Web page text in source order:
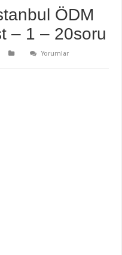
Çözümleri
Çözümleri
Çözümleri
ÖDM
– 1 – 20soru
Yorumlar